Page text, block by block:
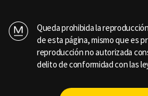
Queda prohibida la
de esta página, mismo que es
reproducción no autorizada
delito de conformidad con las